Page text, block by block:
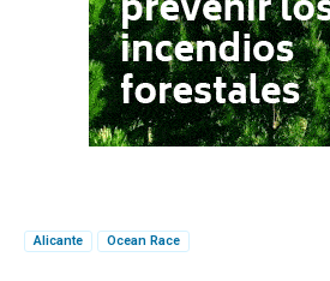
Alicante
Ocean Race